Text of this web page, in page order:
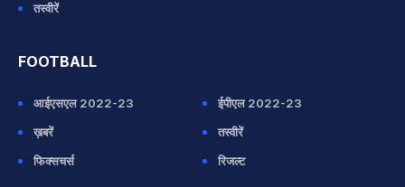
तस्वीरें
FOOTBALL
आईएसएल 2022-23
ईपीएल 2022-23
ख़बरें
तस्वीरें
फिक्सचर्स
रिजल्ट